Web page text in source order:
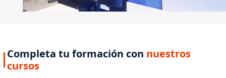
Completa tu formación con nuestros
cursos